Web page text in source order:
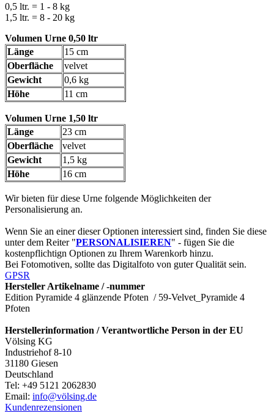
0,5 ltr. = 1 - 8 kg
1,5 ltr. = 8 - 20 kg
Volumen Urne 0,50 ltr
Länge
15 cm
Oberfläche
velvet
Gewicht
0,6 kg
Höhe
11 cm
Volumen Urne 1,50 ltr
Länge
23 cm
Oberfläche
velvet
Gewicht
1,5 kg
Höhe
16 cm
Wir bieten für diese Urne folgende Möglichkeiten der
Personalisierung an.
Wenn Sie an einer dieser Optionen interessiert sind, finden Sie diese
unter dem Reiter "PERSONALISIEREN" - fügen Sie die
kostenpflichtign Optionen zu Ihrem Warenkorb hinzu.
Bei Fotomotiven, sollte das Digitalfoto von guter Qualität sein.
GPSR
Hersteller Artikelname / -nummer
Edition Pyramide 4 glänzende Pfoten / 59-Velvet_Pyramide 4
Pfoten
Herstellerinformation / Verantwortliche Person in der EU
Völsing KG
Industriehof 8-10
31180 Giesen
Deutschland
Tel: +49 5121 2062830
Email: info@völsing.de
Kundenrezensionen